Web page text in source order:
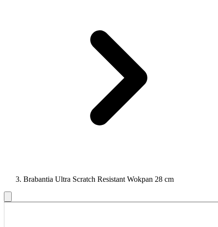
Brabantia Ultra Scratch Resistant Wokpan 28 cm